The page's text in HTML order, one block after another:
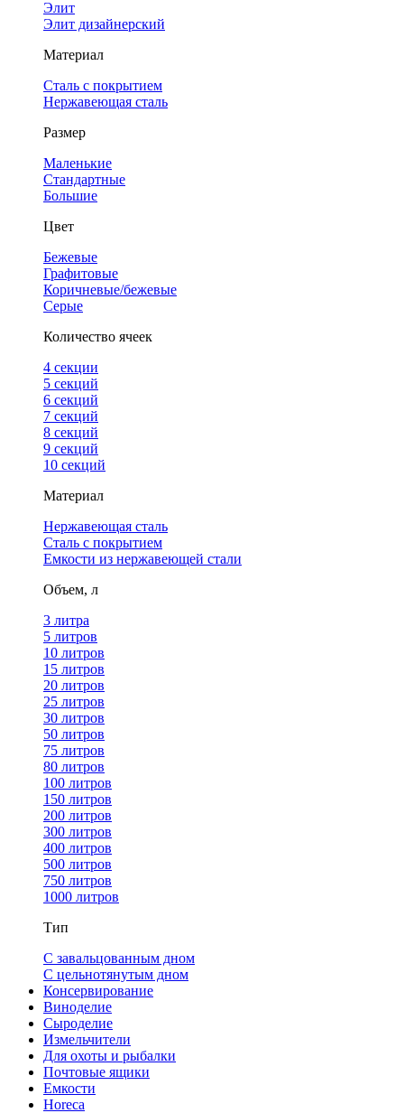
Элит
Элит дизайнерский
Материал
Сталь с покрытием
Нержавеющая сталь
Размер
Маленькие
Стандартные
Большие
Цвет
Бежевые
Графитовые
Коричневые/бежевые
Серые
Количество ячеек
4 cекции
5 секций
6 секций
7 секций
8 секций
9 секций
10 секций
Материал
Нержавеющая сталь
Сталь с покрытием
Емкости из нержавеющей стали
Объем, л
3 литра
5 литров
10 литров
15 литров
20 литров
25 литров
30 литров
50 литров
75 литров
80 литров
100 литров
150 литров
200 литров
300 литров
400 литров
500 литров
750 литров
1000 литров
Тип
С завальцованным дном
С цельнотянутым дном
Консервирование
Виноделие
Сыроделие
Измельчители
Для охоты и рыбалки
Почтовые ящики
Емкости
Horeca